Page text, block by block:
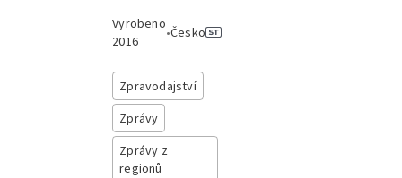
Vyrobeno
2016
•Česko
Zpravodajství
Zprávy
Zprávy z
regionů